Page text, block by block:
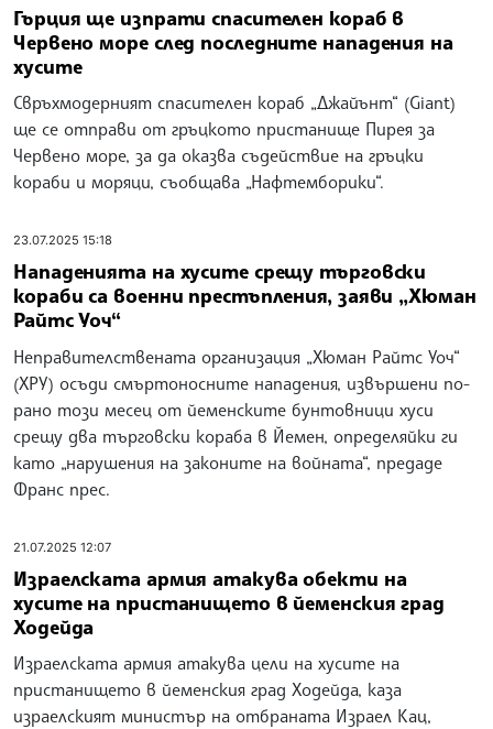
Гърция ще изпрати спасителен кораб в
Червено море след последните нападения на
хусите
Свръхмодерният спасителен кораб „Джайънт“ (Giant)
ще се отправи от гръцкото пристанище Пирея за
Червено море, за да оказва съдействие на гръцки
кораби и моряци, съобщава „Нафтемборики“.
23.07.2025 15:18
Нападенията на хусите срещу търговски
кораби са военни престъпления, заяви „Хюман
Райтс Уоч“
Неправителствената организация „Хюман Райтс Уоч“
(ХРУ) осъди смъртоносните нападения, извършени по-
рано този месец от йеменските бунтовници хуси
срещу два търговски кораба в Йемен, определяйки ги
като „нарушения на законите на войната“, предаде
Франс прес.
21.07.2025 12:07
Израелската армия атакува обекти на
хусите на пристанището в йеменския град
Ходейда
Израелската армия атакува цели на хусите на
пристанището в йеменския град Ходейда, каза
израелският министър на отбраната Израел Кац,